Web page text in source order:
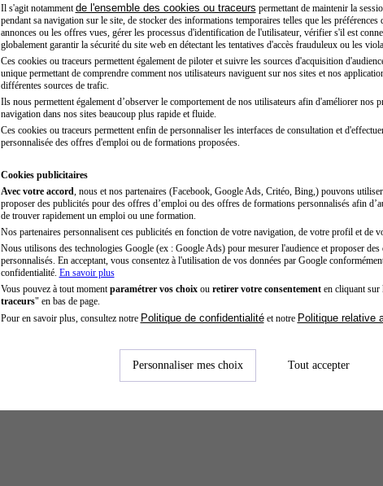
Il s'agit notamment de l'ensemble des cookies ou traceurs permettant de maintenir la
pendant sa navigation sur le site, de stocker des informations temporaires telles que les préférences
annonces ou les offres vues, gérer les processus d'identification de l'utilisateur, vérifier s'il est
globalement garantir la sécurité du site web en détectant les tentatives d'accès frauduleux ou les
Ces cookies ou traceurs permettent également de piloter et suivre les sources d'acquisition
unique permettant de comprendre comment nos utilisateurs naviguent sur nos sites et nos
différentes sources de trafic.
Ils nous permettent également d’observer le comportement de nos utilisateurs afin d'améliorer nos
navigation dans nos sites beaucoup plus rapide et fluide.
Ces cookies ou traceurs permettent enfin de personnaliser les interfaces de consultation et
personnalisée des offres d'emploi ou de formations proposées.
Cookies publicitaires
Avec votre accord , nous et nos partenaires (Facebook, Google Ads, Critéo, Bing,) pouvons
proposer des publicités pour des offres d’emploi ou des offres de formations personnalisés afin
de trouver rapidement un emploi ou une formation.
Nos partenaires personnalisent ces publicités en fonction de votre navigation, de votre profil et de
Nous utilisons des technologies Google (ex : Google Ads) pour mesurer l'audience et proposer des
personnalisés. En acceptant, vous consentez à l'utilisation de vos données par Google
confidentialité. En savoir plus
Vous pouvez à tout moment paramétrer vos choixou retirer votre consentementen cliquant sur
traceurs" en bas de page.
Pour en savoir plus, consultez notre Politique de confidentialitéet notre Politique relative
Personnaliser mes choix Tout accepter